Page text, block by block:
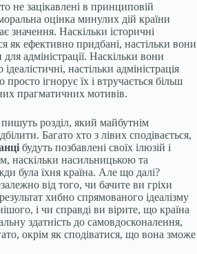
не зацікавлені в принциповій
оцінка минулих дій країни
значення. Наскільки історичні
як ефективно придбані, настільки вони
адміністрації. Наскільки вони
настільки адміністрація
ігнорує їх і втручається більш
прагматичних мотивів.
розділ, який майбутнім
Багато хто з лівих сподівається,
будуть позбавлені своїх ілюзій і
наскільки насильницькою та
була їхня країна. Але що далі?
від того, чи бачите ви гріхи
хибно спрямованого ідеалізму
і чи справді ви вірите, що країна
здатність до самовдосконалення,
окрім як сподіватися, що вона зможе